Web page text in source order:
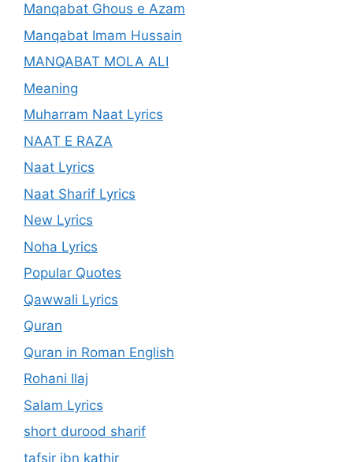
Manqabat Ghous e Azam
Manqabat Imam Hussain
MANQABAT MOLA ALI
Meaning
Muharram Naat Lyrics
NAAT E RAZA
Naat Lyrics
Naat Sharif Lyrics
New Lyrics
Noha Lyrics
Popular Quotes
Qawwali Lyrics
Quran
Quran in Roman English
Rohani Ilaj
Salam Lyrics
short durood sharif
tafsir ibn kathir